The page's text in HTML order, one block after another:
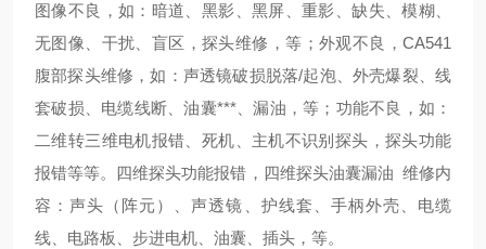
图像不良，如：暗道、黑影、黑屏、重影、缺失、模糊、
无图像、干扰、盲区，探头维修，等；外观不良，CA541
腹部探头维修，如：声透镜破损脱落/起泡、外壳爆裂、线
套破损、电缆线断、油囊***、漏油，等；功能不良，如：
二维转三维电机报错、死机、主机不识别探头，探头功能
报错等等。四维探头功能报错，四维探头油囊漏油 维修内
容：声头（阵元）、声透镜、护线套、手柄外壳、电缆
线、电路板、步进电机、油囊、插头，等。